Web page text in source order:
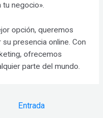
negocio».
opción, queremos
presencia online. Con
ofrecemos
parte del mundo.
Entrada